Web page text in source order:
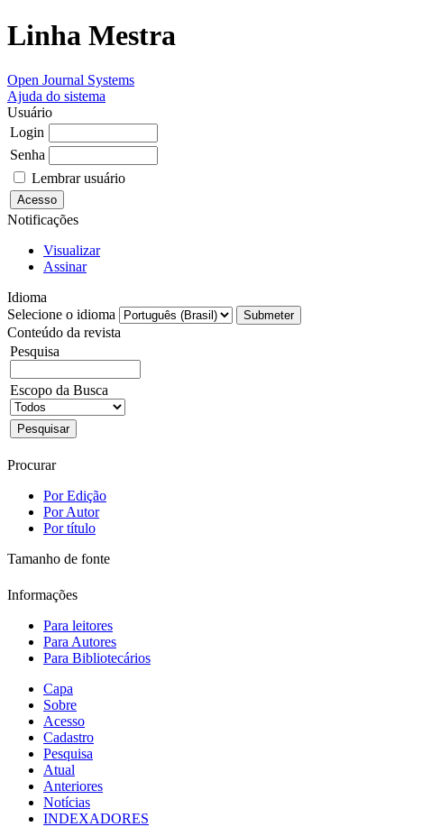
Linha Mestra
Open Journal Systems
Ajuda do sistema
Usuário
Login
Senha
Lembrar usuário
Notificações
Visualizar
Assinar
Idioma
Selecione o idioma
Conteúdo da revista
Pesquisa
Escopo da Busca
Procurar
Por Edição
Por Autor
Por título
Tamanho de fonte
Informações
Para leitores
Para Autores
Para Bibliotecários
Capa
Sobre
Acesso
Cadastro
Pesquisa
Atual
Anteriores
Notícias
INDEXADORES